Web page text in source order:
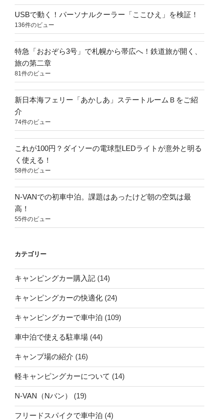
USBで動く！パーソナルクーラー「ここひえ」を検証！
136件のビュー
特急「おおぞら3号」で札幌から帯広へ！鉄道旅が開く、
旅の第二章
81件のビュー
新日本海フェリー「あかしあ」ステートルームＢをご紹
介
74件のビュー
これが100円？ダイソーの電球型LEDライトが意外と明る
く使える！
58件のビュー
N-VANでの初車中泊。課題はあったけど朝の空気は最
高！
55件のビュー
カテゴリー
キャンピングカー購入記 (14)
キャンピングカーの快適化 (24)
キャンピングカーで車中泊 (109)
車中泊で使える駐車場 (44)
キャンプ場の紹介 (16)
軽キャンピングカーについて (14)
N-VAN（Nバン） (19)
フリードスパイクで車中泊 (4)